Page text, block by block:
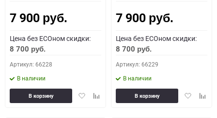
Как определить полярность?
0 - обратная 1 - прямая 3 - обратная 4 - прямая
7 900 руб.
Цена без ECOном скидки:
8 700 руб.
Артикул: 66228
В наличии
ДобавитьДобавить
В корзину
7 900 руб.
Цена без ECOном скидки:
8 700 руб.
Артикул: 66229
В наличии
Добавить
В корзину